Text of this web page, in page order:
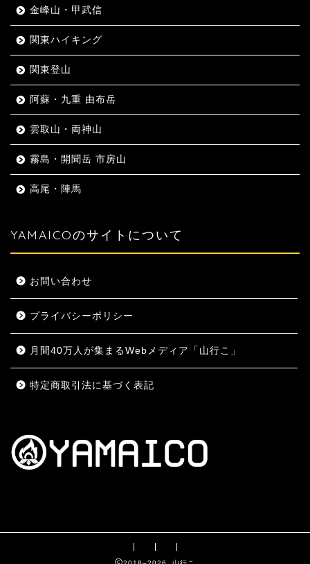
金峰山・甲武信
関東ハイキング
関東登山
阿蘇・九重 由布岳
雲取山・両神山
霧島・開聞岳 市房山
高尾・陣馬
YAMAICOのサイトについて
お問い合わせ
プライバシーポリシー
月間40万人が集まるWebメディア「山行こ」
特定商取引法に基づく表記